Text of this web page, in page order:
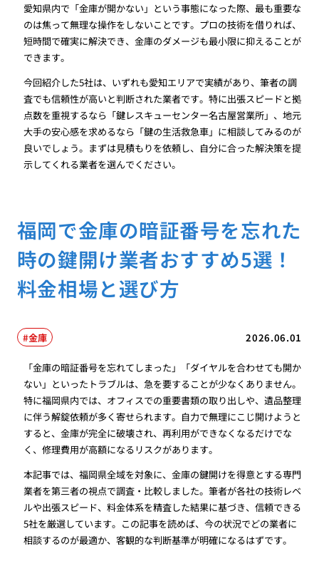
愛知県内で「金庫が開かない」という事態になった際、最も重要な
のは焦って無理な操作をしないことです。プロの技術を借りれば、
短時間で確実に解決でき、金庫のダメージも最小限に抑えることが
できます。
今回紹介した5社は、いずれも愛知エリアで実績があり、筆者の調
査でも信頼性が高いと判断された業者です。特に出張スピードと拠
点数を重視するなら「鍵レスキューセンター名古屋営業所」、地元
大手の安心感を求めるなら「鍵の生活救急車」に相談してみるのが
良いでしょう。まずは見積もりを依頼し、自分に合った解決策を提
示してくれる業者を選んでください。
福岡で金庫の暗証番号を忘れた
時の鍵開け業者おすすめ5選！
料金相場と選び方
2026.06.01
金庫
「金庫の暗証番号を忘れてしまった」「ダイヤルを合わせても開か
ない」といったトラブルは、急を要することが少なくありません。
特に福岡県内では、オフィスでの重要書類の取り出しや、遺品整理
に伴う解錠依頼が多く寄せられます。自力で無理にこじ開けようと
すると、金庫が完全に破壊され、再利用ができなくなるだけでな
く、修理費用が高額になるリスクがあります。
本記事では、福岡県全域を対象に、金庫の鍵開けを得意とする専門
業者を第三者の視点で調査・比較しました。筆者が各社の技術レベ
ルや出張スピード、料金体系を精査した結果に基づき、信頼できる
5社を厳選しています。この記事を読めば、今の状況でどの業者に
相談するのが最適か、客観的な判断基準が明確になるはずです。